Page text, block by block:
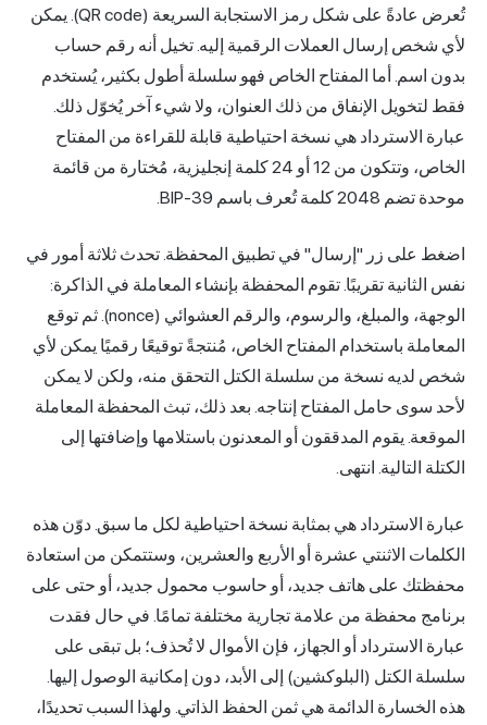
تُعرض عادةً على شكل رمز الاستجابة السريعة (QR code). يمكن
لأي شخص إرسال العملات الرقمية إليه. تخيل أنه رقم حساب
بدون اسم. أما المفتاح الخاص فهو سلسلة أطول بكثير، يُستخدم
فقط لتخويل الإنفاق من ذلك العنوان، ولا شيء آخر يُخوّل ذلك.
عبارة الاسترداد هي نسخة احتياطية قابلة للقراءة من المفتاح
الخاص، وتتكون من 12 أو 24 كلمة إنجليزية، مُختارة من قائمة
موحدة تضم 2048 كلمة تُعرف باسم BIP-39.
اضغط على زر "إرسال" في تطبيق المحفظة. تحدث ثلاثة أمور في
نفس الثانية تقريبًا. تقوم المحفظة بإنشاء المعاملة في الذاكرة:
الوجهة، والمبلغ، والرسوم، والرقم العشوائي (nonce). ثم توقع
المعاملة باستخدام المفتاح الخاص، مُنتجةً توقيعًا رقميًا يمكن لأي
شخص لديه نسخة من سلسلة الكتل التحقق منه، ولكن لا يمكن
لأحد سوى حامل المفتاح إنتاجه. بعد ذلك، تبث المحفظة المعاملة
الموقعة. يقوم المدققون أو المعدنون باستلامها وإضافتها إلى
الكتلة التالية. انتهى.
عبارة الاسترداد هي بمثابة نسخة احتياطية لكل ما سبق. دوّن هذه
الكلمات الاثنتي عشرة أو الأربع والعشرين، وستتمكن من استعادة
محفظتك على هاتف جديد، أو حاسوب محمول جديد، أو حتى على
برنامج محفظة من علامة تجارية مختلفة تمامًا. في حال فقدت
عبارة الاسترداد أو الجهاز، فإن الأموال لا تُحذف؛ بل تبقى على
سلسلة الكتل (البلوكشين) إلى الأبد، دون إمكانية الوصول إليها.
هذه الخسارة الدائمة هي ثمن الحفظ الذاتي. ولهذا السبب تحديدًا،